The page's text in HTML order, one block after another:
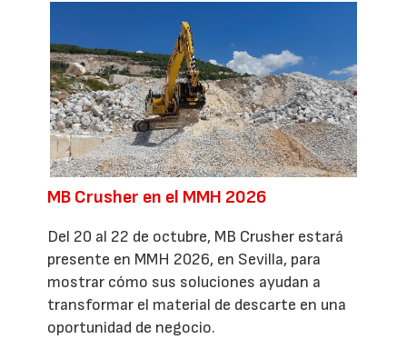
MB Crusher en el MMH 2026
Del 20 al 22 de octubre, MB Crusher estará
presente en MMH 2026, en Sevilla, para
mostrar cómo sus soluciones ayudan a
transformar el material de descarte en una
oportunidad de negocio.